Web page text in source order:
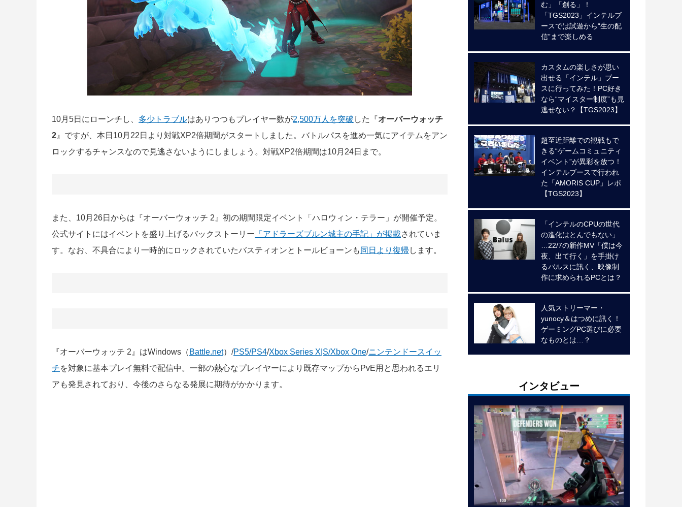
10月5日にローンチし、 多少トラブルはありつつもプレイヤー数が2,500万人を突破 した『オーバーウォッチ
2 』ですが、本日10月22日より対戦XP2倍期間がスタートしました。バトルパスを進め一気にアイテムをアン
ロックするチャンスなので見逃さないようにしましょう。対戦XP2倍期間は10月24日まで。
また、10月26日からは『オーバーウォッチ 2』初の期間限定イベント「ハロウィン・テラー」が開催予定。
公式サイトにはイベントを盛り上げるバックストーリー 「アドラーズブルン城主の手記」が掲載されていま
す。なお、不具合により一時的にロックされていたバスティオンとトールビョーンも同日より復帰 します。
『オーバーウォッチ 2』はWindows（Battle.net）/PS5/PS4/Xbox Series X|S/Xbox One/ニンテンドースイッ
チを対象に基本プレイ無料で配信中。一部の熱心なプレイヤーにより既存マップからPvE用と思われるエリ
アも発見されており、今後のさらなる発展に期待がかかります。
む」「創る」！
「TGS2023」インテルブ
ースでは試遊から“生の配
信”まで楽しめる
カスタムの楽しさが思い
出せる「インテル」ブー
スに行ってみた！PC好き
なら“マイスター制度”も見
逃せない？【TGS2023】
超至近距離での観戦もで
きる“ゲームコミュニティ
イベント”が異彩を放つ！
インテルブースで行われ
た「AMORIS CUP」レポ
【TGS2023】
「インテルのCPUの世代
の進化はとんでもない」
…22/7の新作MV「僕は今
夜、出て行く」を手掛け
るバルスに訊く、映像制
作に求められるPCとは？
人気ストリーマー・
yunocy＆はつめに訊く！
ゲーミングPC選びに必要
なものとは…？
インタビュー